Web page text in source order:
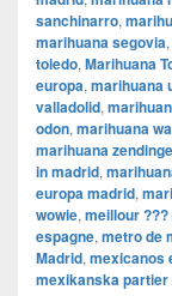
sanchinarro,
marihuana segovia,
toledo, Marihuana
europa, marihuana
valladolid,
odon, marihuana
marihuana
in madrid,
europa madrid,
wowie, meillour
espagne, metro de
Madrid, mexicanos
mexikanska partier